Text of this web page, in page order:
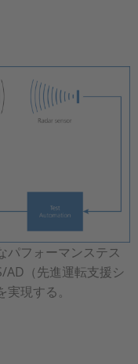
パフォーマンステス
AD（先進運転支援シ
現する。